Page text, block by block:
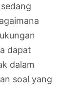
dapat
dalam
soal yang